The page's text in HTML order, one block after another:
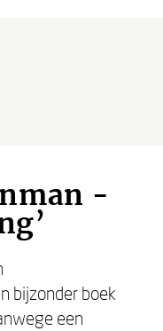
-
bijzonder boek
een